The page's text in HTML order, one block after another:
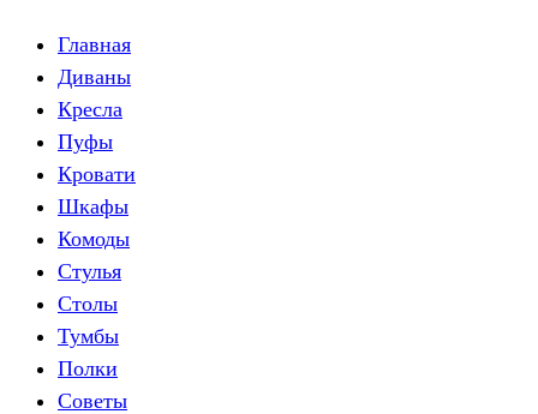
Главная
Диваны
Кресла
Пуфы
Кровати
Шкафы
Комоды
Стулья
Столы
Тумбы
Полки
Советы